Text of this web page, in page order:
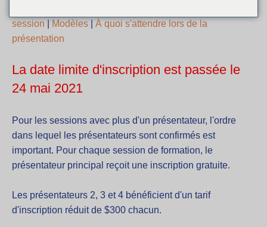
session
Modèles
À quoi s'attendre lors de la
présentation
La date limite d'inscription est passée le
24 mai 2021
Pour les sessions avec plus d'un présentateur, l'ordre
dans lequel les présentateurs sont confirmés est
important. Pour chaque session de formation, le
présentateur principal reçoit une inscription gratuite.
Les présentateurs 2, 3 et 4 bénéficient d'un tarif
d'inscription réduit de $300 chacun.